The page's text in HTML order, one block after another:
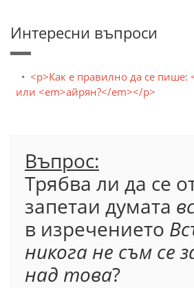
Интересни въпроси
<p>Как е правилно да се пише:
или <em>айрян?</em></p>
Въпрос:
Трябва ли да се
запетаи думата
в изречението
никога не съм се
над това?